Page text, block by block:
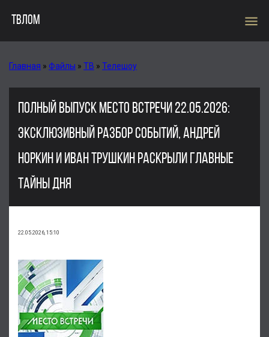
ТВЛОМ menu
Главная » Файлы » ТВ » Телешоу
ПОЛНЫЙ ВЫПУСК МЕСТО ВСТРЕЧИ 22.05.2026:
ЭКСКЛЮЗИВНЫЙ РАЗБОР СОБЫТИЙ, АНДРЕЙ
НОРКИН И ИВАН ТРУШКИН РАСКРЫЛИ ГЛАВНЫЕ
ТАЙНЫ ДНЯ
22.05.2026, 15:10